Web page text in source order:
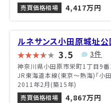
売買価格相場
4,417万円
ルネサンス小田原城址公
3.5 3件
神奈川県小田原市栄町1丁目9
JR東海道本線(東京～熱海)「小
2011年2月(築15年)
売買価格相場
4,867万円